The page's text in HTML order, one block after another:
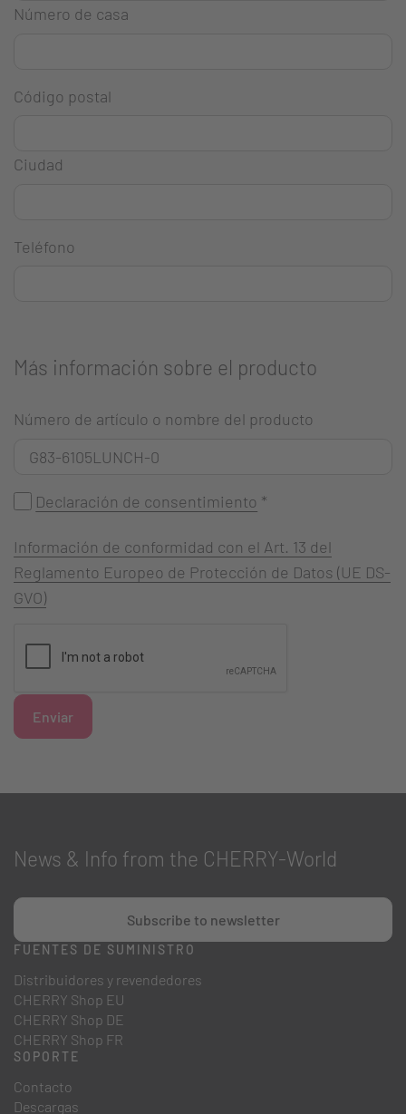
Número de casa
Código postal
Ciudad
Teléfono
Más información sobre el producto
Número de artículo o nombre del producto
Declaración de consentimiento *
Información de conformidad con el Art. 13 del
Reglamento Europeo de Protección de Datos (UE DS-
GVO)
Enviar
News & Info from the CHERRY-World
Subscribe to newsletter
FUENTES DE SUMINISTRO
Distribuidores y revendedores
CHERRY Shop EU
CHERRY Shop DE
CHERRY Shop FR
SOPORTE
Contacto
Descargas